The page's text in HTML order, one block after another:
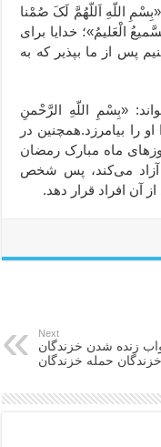
اللّهِ اَللّهُمَّ لَکَ صُمْنا
الْعَلیمُ»؛ خدایا براى
پس از ما بپذیر که به
«بِسْمِ اللّهِ الرَّحْمنِ
را بیامرزد.همچنین در
ماه مبارک رمضان
آزاد مى‌کند، پس شخص
آن افراد قرار دهد.
Next
زنده شدن خزندگان
حمله خزندگان